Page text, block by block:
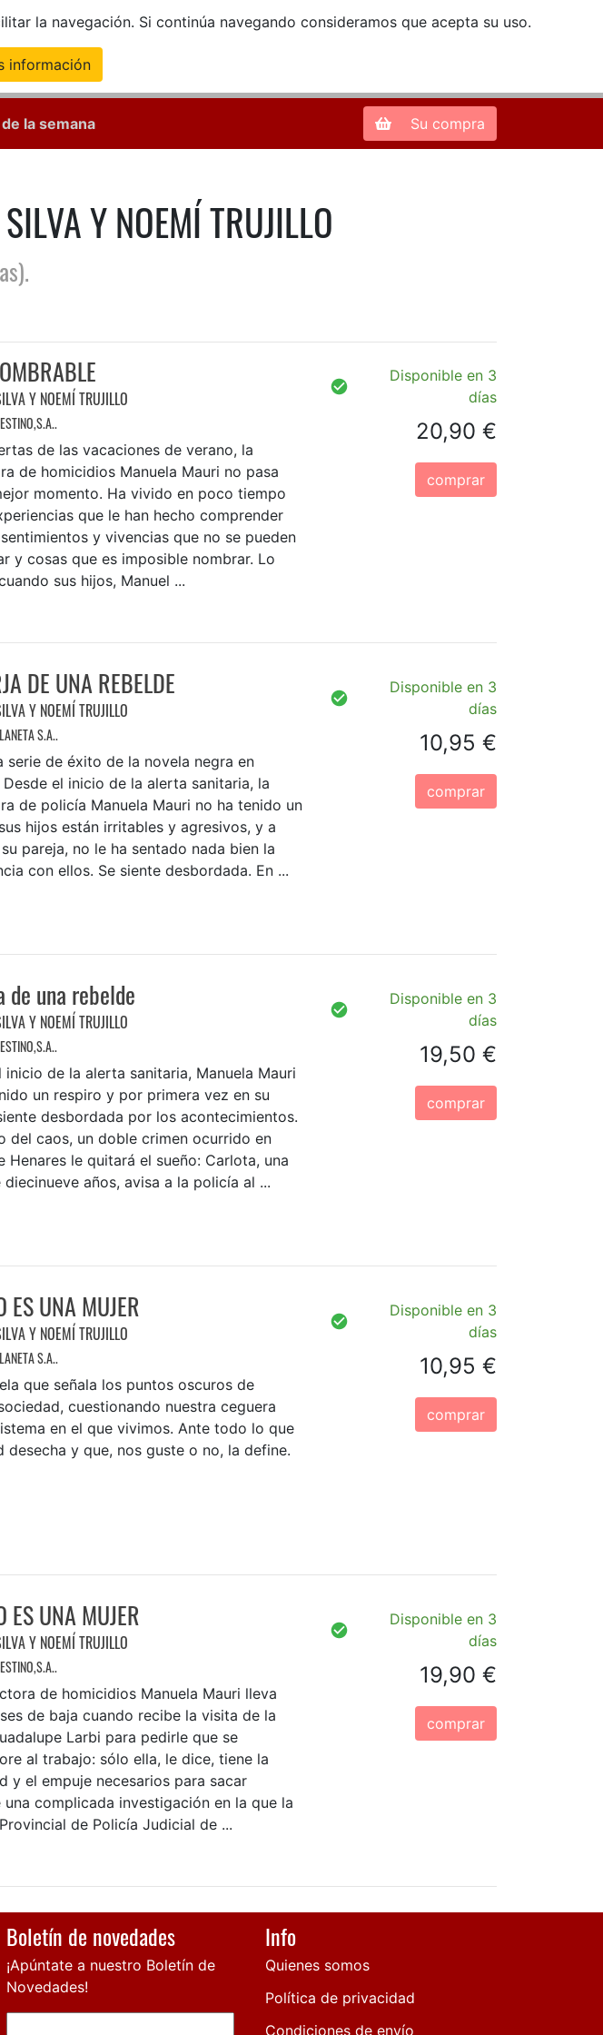
la navegación. Si continúa navegando consideramos que acepta su uso.
información
Zona de Clientes
la semana Su compra
Y NOEMÍ TRUJILLO
Y NOEMÍ TRUJILLO
de las vacaciones de verano, la
de homicidios Manuela Mauri no pasa
momento. Ha vivido en poco tiempo
que le han hecho comprender
y vivencias que no se pueden
y cosas que es imposible nombrar. Lo
sus hijos, Manuel ...
Disponible en 3
días
20,90 €
comprar
DE UNA REBELDE
Y NOEMÍ TRUJILLO
S.A..
serie de éxito de la novela negra en
Desde el inicio de la alerta sanitaria, la
de policía Manuela Mauri no ha tenido un
hijos están irritables y agresivos, y a
pareja, no le ha sentado nada bien la
con ellos. Se siente desbordada. En ...
Disponible en 3
días
10,95 €
comprar
de una rebelde
Y NOEMÍ TRUJILLO
inicio de la alerta sanitaria, Manuela Mauri
un respiro y por primera vez en su
desbordada por los acontecimientos.
del caos, un doble crimen ocurrido en
Henares le quitará el sueño: Carlota, una
diecinueve años, avisa a la policía al ...
Disponible en 3
días
19,50 €
comprar
ES UNA MUJER
Y NOEMÍ TRUJILLO
S.A..
que señala los puntos oscuros de
cuestionando nuestra ceguera
en el que vivimos. Ante todo lo que
desecha y que, nos guste o no, la define.
Disponible en 3
días
10,95 €
comprar
ES UNA MUJER
Y NOEMÍ TRUJILLO
de homicidios Manuela Mauri lleva
de baja cuando recibe la visita de la
Larbi para pedirle que se
al trabajo: sólo ella, le dice, tiene la
y el empuje necesarios para sacar
una complicada investigación en la que la
de Policía Judicial de ...
Disponible en 3
días
19,90 €
comprar
Boletín de novedades
¡Apúntate a nuestro Boletín de
Novedades!
Info
Quienes somos
Política de privacidad
Condiciones de envío